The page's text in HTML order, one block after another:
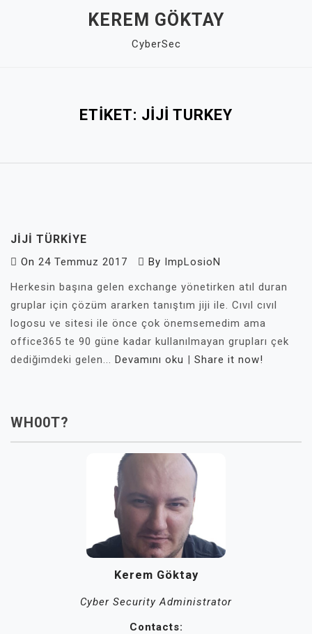
KEREM GÖKTAY
CyberSec
ETIKET: JIJI TURKEY
JIJI TÜRKIYE
On 24 Temmuz 2017 By ImpLosioN
Herkesin başına gelen exchange yönetirken atıl duran
gruplar için çözüm ararken tanıştım jiji ile. Cıvıl cıvıl
logosu ve sitesi ile önce çok önemsemedim ama
office365 te 90 güne kadar kullanılmayan grupları çek
dediğimdeki gelen... Devamını oku | Share it now!
WH00T?
Kerem Göktay
Cyber Security Administrator
Contacts: